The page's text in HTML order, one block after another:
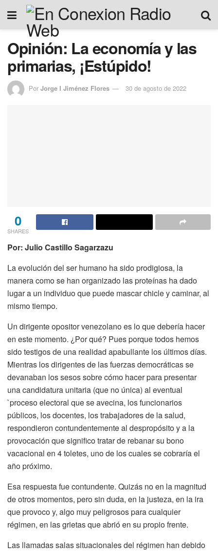
Opinión: La economía y las
primarias, ¡Estúpido!
Por Jorge I Jiménez Flores 30 de agosto de 2022
0
SHARES
Por: Julio Castillo Sagarzazu
La evolución del ser humano ha sido prodigiosa, la
manera como se han organizado las proteínas ha dado
lugar a un individuo que puede mascar chicle y caminar, al
mismo tiempo.
Un dirigente opositor venezolano es lo que debería hacer
en este momento. ¿Por qué? Pues porque todos hemos
sido testigos de una realidad apabullante los últimos días.
Mientras los dirigentes de las fuerzas democráticas se
devanaban los sesos sobre cómo hacer para presentar
una candidatura unitaria (que no única) al eventual
`proceso electoral que se avecina, los funcionarios
públicos, los docentes, los trabajadores de la salud,
respondieron contundentemente al despropósito y a la
provocación que significo tratar de rebanar su bono
vacacional en 4 toletes, uno de los cuales se cobraría el
año próximo.
Esa respuesta fue contundente. Quizás no en la magnitud
de otros momentos, pero sin duda, en la justeza, en la ira
que provoco y, algo muy peligrosos para cualquier
régimen, en las grietas que abrió en su propio frente.
Las llamadas salas situacionales del régimen han debido